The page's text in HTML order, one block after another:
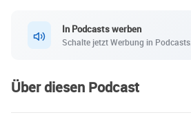
In Podcasts werben
Schalte jetzt Werbung in Podcasts.
Über diesen Podcast